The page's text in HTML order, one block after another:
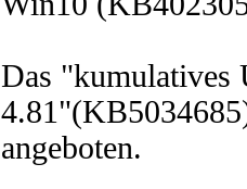
Das "kumulatives
angeboten.